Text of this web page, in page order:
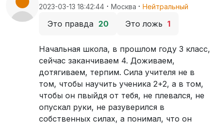
2023-03-13 18:42:44 · Москва · Нейтральный
Это правда 20 Это ложь 1
Начальная школа, в прошлом году 3 класс,
сейчас заканчиваем 4. Доживаем,
дотягиваем, терпим. Сила учителя не в
том, чтобы научить ученика 2+2, а в том,
чтобы он пвыйдя от тебя, не плевался, не
опускал руки, не разуверился в
собственных силах, а понимал, что он